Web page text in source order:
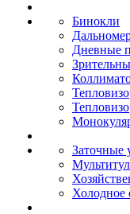
Бинокли
Дневные
Заточные
Холодное